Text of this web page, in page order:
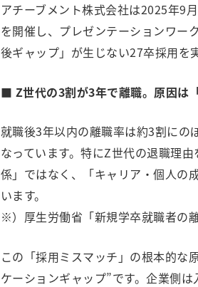
アチーブメント株式会社は2025年9
を開催し、プレゼンテーションワー
後ギャップ」が生じない27卒採用を
■ Z世代の3割が3年で離職。原因は
就職後3年以内の離職率は約3割にの
なっています。特にZ世代の退職理
係」ではなく、「キャリア・個人の
います。
※）厚生労働省「新規学卒就職者の
この「採用ミスマッチ」の根本的な
ケーションギャップ”です。企業側